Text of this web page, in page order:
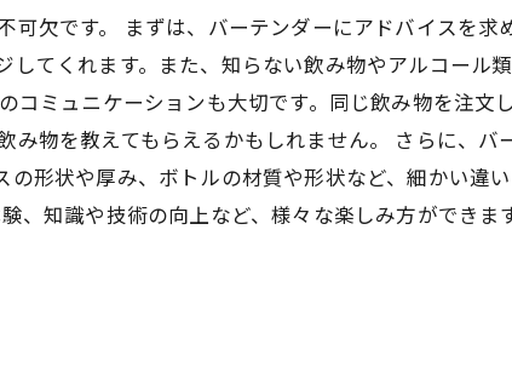
欠です。 まずは、バーテンダーにアドバイスを求
てくれます。また、知らない飲み物やアルコール
コミュニケーションも大切です。同じ飲み物を注文
物を教えてもらえるかもしれません。 さらに、バ
形状や厚み、ボトルの材質や形状など、細かい違
、知識や技術の向上など、様々な楽しみ方ができま